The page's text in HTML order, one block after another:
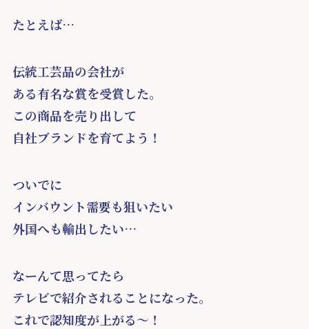
たとえば…
伝統工芸品の会社が
ある有名な賞を受賞した。
この商品を売り出して
自社ブランドを育てよう！
ついでに
インバウント需要も狙いたい
外国へも輸出したい…
なーんて思ってたら
テレビで紹介されることになった。
これで認知度が上がる～！